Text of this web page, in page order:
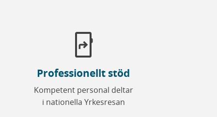
app_shortcut
Professionellt stöd
Kompetent personal deltar
i nationella Yrkesresan